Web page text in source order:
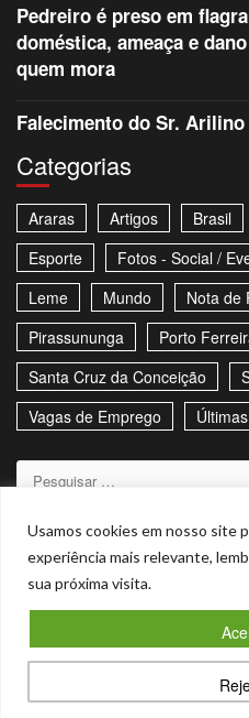
Usamos cookies em nosso site
experiência mais relevante,
sua próxima visita.
Pedreiro é preso em
doméstica, ameaça e
quem mora
Falecimento do Sr.
Categorias
Araras Artigos Brasil
Esporte
Fotos - Social /
Leme
Mundo Nota de
Pirassununga
Porto
Santa Cruz da Conceição
Vagas de Emprego
Pesquisar
Sitemap Política de
Copyright © Todos os
53.855.101/0001-00|